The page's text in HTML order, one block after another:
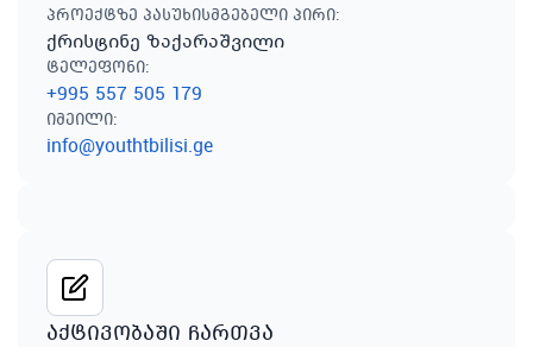
პროექტზე პასუხისმგებელი პირი:
ქრისტინე ზაქარაშვილი
ტელეფონი:
+995 557 505 179
იმეილი:
info@youthtbilisi.ge
აქტივობაში ჩართვა